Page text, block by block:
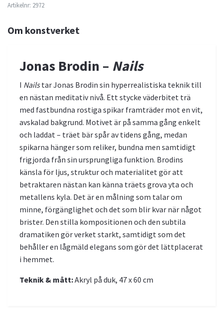
Artikelnr: 2972
Om konstverket
Jonas Brodin – Nails
I Nailstar Jonas Brodin sin hyperrealistiska teknik till
en nästan meditativ nivå. Ett stycke väderbitet trä
med fastbundna rostiga spikar framträder mot en vit,
avskalad bakgrund. Motivet är på samma gång enkelt
och laddat – träet bär spår av tidens gång, medan
spikarna hänger som reliker, bundna men samtidigt
frigjorda från sin ursprungliga funktion. Brodins
känsla för ljus, struktur och materialitet gör att
betraktaren nästan kan känna träets grova yta och
metallens kyla. Det är en målning som talar om
minne, förgänglighet och det som blir kvar när något
brister. Den stilla kompositionen och den subtila
dramatiken gör verket starkt, samtidigt som det
behåller en lågmäld elegans som gör det lättplacerat
i hemmet.
Teknik & mått:Akryl på duk, 47 x 60 cm